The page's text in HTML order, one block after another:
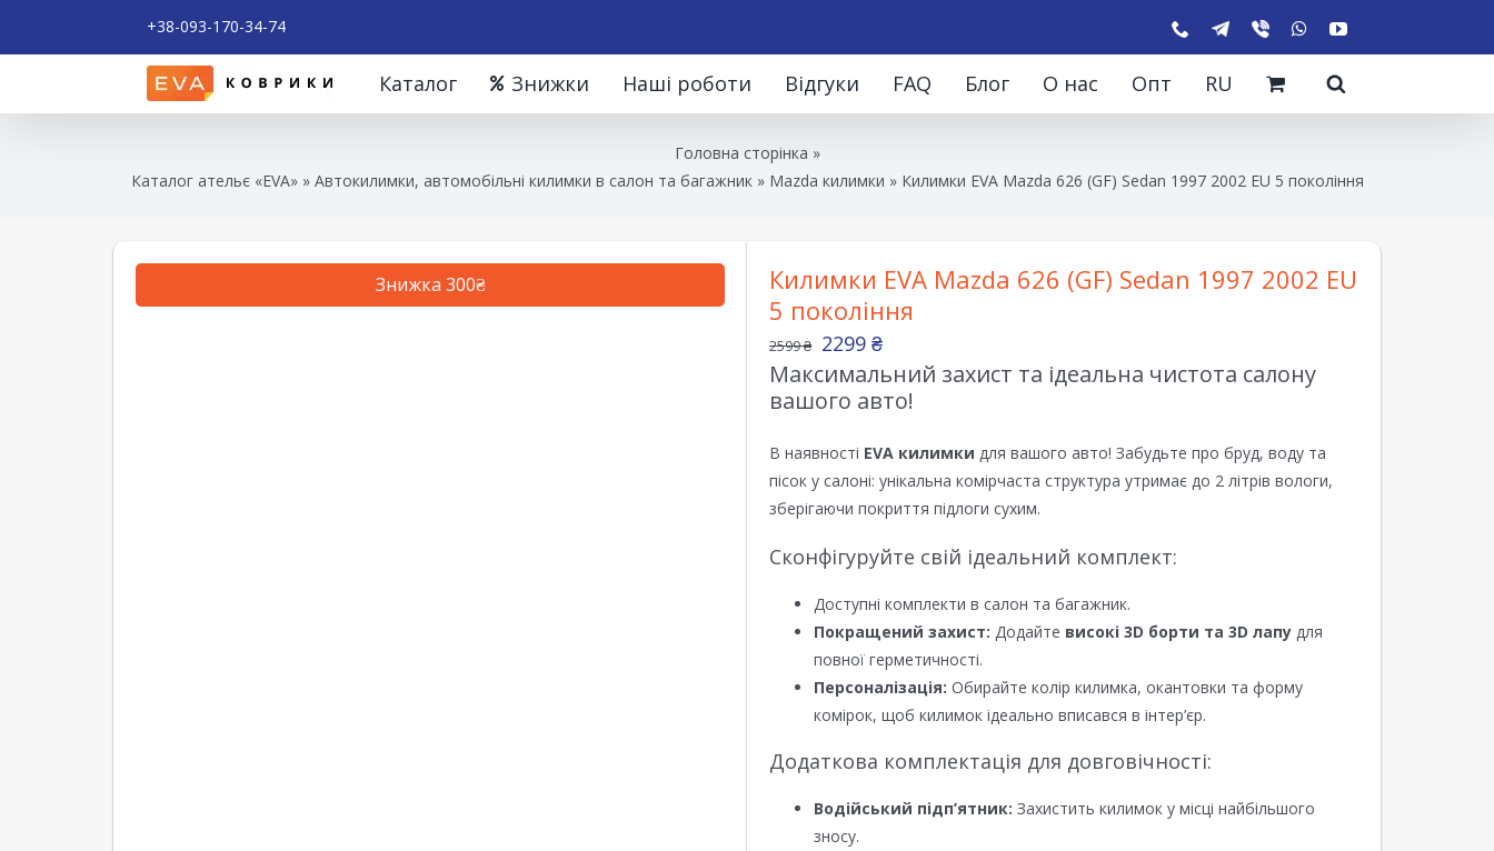
+38-093-170-34-74
Каталог Знижки Наші роботи Відгуки FAQ Блог О нас Опт RU
Головна сторінка »
Каталог ательє «EVA»» Автокилимки, автомобільні килимки в салон та багажник » Mazda килимки » Килимки EVA Mazda 626 (GF) Sedan 1997 2002 EU 5 покоління
Знижка 300₴
Килимки EVA Mazda 626 (GF) Sedan 1997 2002 EU
5 покоління
2599₴ 2299 ₴
Максимальний захист та ідеальна чистота салону
вашого авто!
В наявності EVA килимки для вашого авто! Забудьте про бруд, воду та
пісок у салоні: унікальна комірчаста структура утримає до 2 літрів вологи,
зберігаючи покриття підлоги сухим.
Сконфігуруйте свій ідеальний комплект:
Доступні комплекти в салон та багажник.
Покращений захист: Додайте високі 3D борти та 3D лапу для
повної герметичності.
Персоналізація: Обирайте колір килимка, окантовки та форму
комірок, щоб килимок ідеально вписався в інтер’єр.
Додаткова комплектація для довговічності:
Водійський підп’ятник: Захистить килимок у місці найбільшого
зносу.